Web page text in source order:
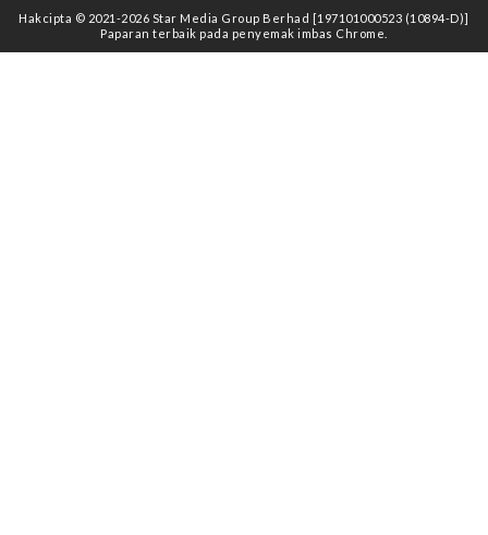
Hakcipta © 2021 -2026 Star Media Group Berhad [197101000523 (10894-D)]
Paparan terbaik pada penyemak imbas Chrome.